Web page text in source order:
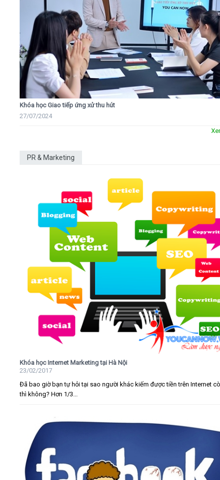
Khóa học Giao tiếp ứng xử thu hút
27/07/2024
PR & Marketing
Khóa học Internet Marketing tại Hà Nội
23/02/2017
Đã bao giờ bạn tự hỏi tại sao người khác kiếm được tiền trên Internet
thì không? Hơn 1/3...